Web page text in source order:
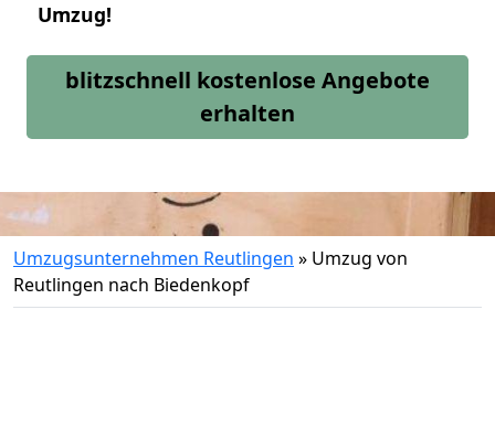
Umzug!
blitzschnell kostenlose Angebote
erhalten
Umzugsunternehmen Reutlingen » Umzug von
Reutlingen nach Biedenkopf